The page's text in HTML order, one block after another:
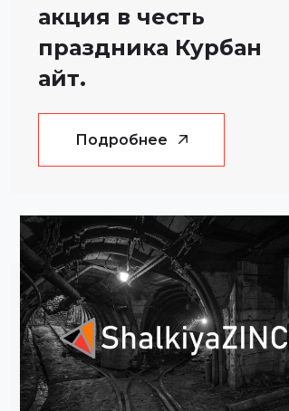
акция в честь
праздника Курбан
айт.
Подробнее